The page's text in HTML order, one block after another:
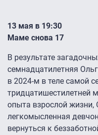
13 мая в 19:30
Маме снова 17
В результате
семнадцатилетняя
в 2024-м в теле самой
тридцатишестилетней
опыта взрослой жизни,
легкомысленная
вернуться к